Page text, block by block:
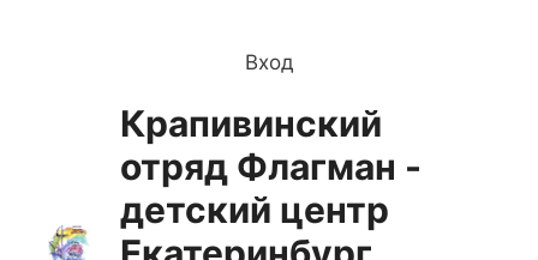
Вход
Крапивинский
отряд Флагман -
детский центр